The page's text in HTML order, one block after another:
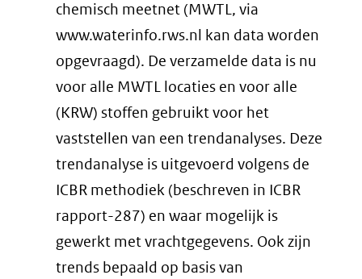
chemisch meetnet (MWTL, via
www.waterinfo.rws.nl kan data worden
opgevraagd). De verzamelde data is nu
voor alle MWTL locaties en voor alle
(KRW) stoffen gebruikt voor het
vaststellen van een trendanalyses. Deze
trendanalyse is uitgevoerd volgens de
ICBR methodiek (beschreven in ICBR
rapport-287) en waar mogelijk is
gewerkt met vrachtgegevens. Ook zijn
trends bepaald op basis van